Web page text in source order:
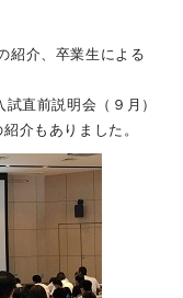
紹介、卒業生による
直前説明会（９月）
介もありました。